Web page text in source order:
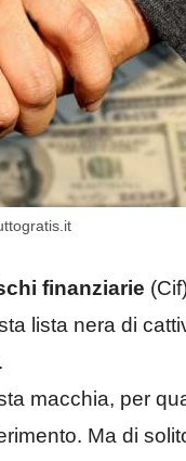
finanziarie
lista nera di
.
macchia, per
Ma di